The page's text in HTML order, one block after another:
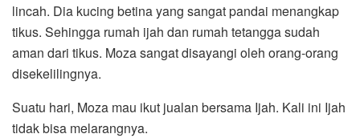
lincah. Dia kucing betina yang sangat pandai menangkap
tikus. Sehingga rumah ijah dan rumah tetangga sudah
aman dari tikus. Moza sangat disayangi oleh orang-orang
disekelilingnya.
Suatu hari, Moza mau ikut jualan bersama Ijah. Kali ini Ijah
tidak bisa melarangnya.